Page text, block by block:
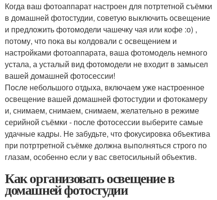
Когда ваш фотоаппарат настроен для потртетной съёмки
в домашней фотостудии, советую выключить освещение
и предложить фотомодели чашечку чая или кофе :о) ,
потому, что пока вы колдовали с освещением и
настройками фотоаппарата, ваша фотомодель немного
устала, а усталый вид фотомодели не входит в замысел
вашей домашней фотосессии!
После небольшого отдыха, включаем уже настроенное
освещение вашей домашней фотостудии и фотокамеру
и, снимаем, снимаем, снимаем, желательно в режиме
серийной съёмки - после фотосессии выберите самые
удачные кадры. Не забудьте, что фокусировка объектива
при потртретной съёмке должна выполняться строго по
глазам, особенно если у вас светосильный объектив.
Как организовать освещение в
домашней фотостудии